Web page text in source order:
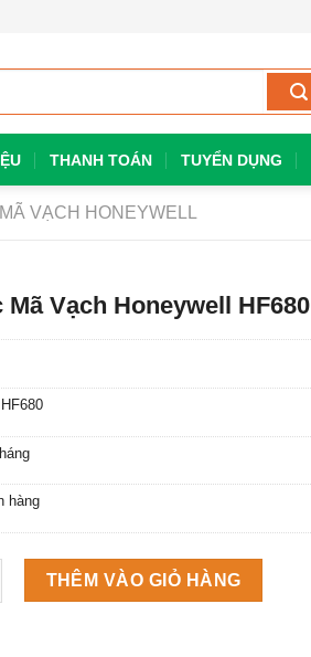
THANH TOÁN TUYỂN DỤNG
VẠCH HONEYWELL
Mã Vạch Honeywell HF680
hàng
Scotsman NW458AS số lượng
THÊM VÀO GIỎ HÀNG